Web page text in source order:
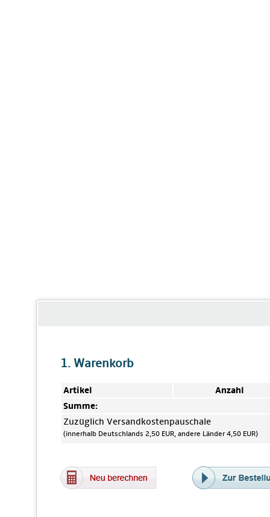
1. Warenkorb
Artikel
Anzahl
Summe:
Zuzüglich Versandkostenpauschale
(innerhalb Deutschlands 2,50 EUR, andere Länder 4,50 EUR)